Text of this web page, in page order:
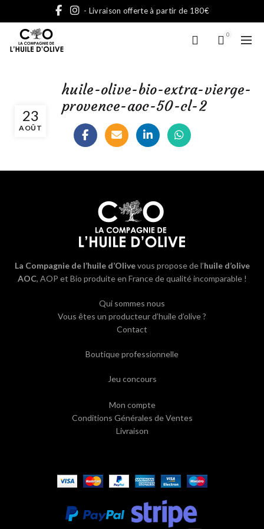
- Livraison offerte à partir de 180€
0
23
AOÛT
huile-olive-bio-extra-vierge-
provence-aoc-50-cl-2
La Compagnie de l’huile d’Olivevous propose de l’huile d’olive
AOC, AOP et Bio produite en France de qualité incomparable !
Qui sommes nous
Vous êtes un producteur d’huile d’olive ?
Contact
Boutique professionnelle
Jeu concours
Mon compte
Conditions Générales de Ventes
Livraison